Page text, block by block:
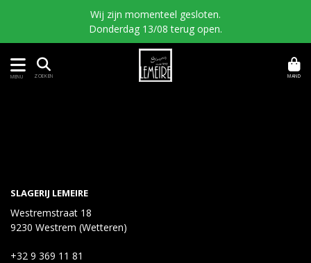
Wij zijn momenteel gesloten.
Donderdag 13/08 terug open.
MENU ZOEKEN MAND
SLAGERIJ LEMEIRE
Westremstraat 18
9230 Westrem (Wetteren)
+32 9 369 11 81